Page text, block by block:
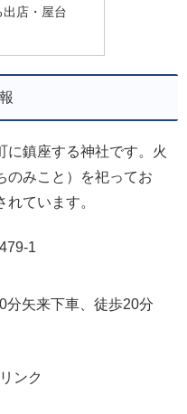
店・屋台
に鎮座する神社です。火
のみこと）を祀ってお
ています。
1
分矢来下車、徒歩20分
ンク